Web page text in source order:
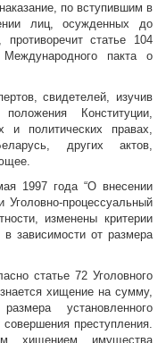
по вступившим в
лиц, осужденных до
статье 104
пакта о
свидетелей, изучив
Конституции,
и политических правах,
других актов,
1997 года “О внесении
процессуальный
изменены критерии
зависимости от размера
статье 72 Уголовного
хищение на сумму,
установленного
преступления.
хищением имущества